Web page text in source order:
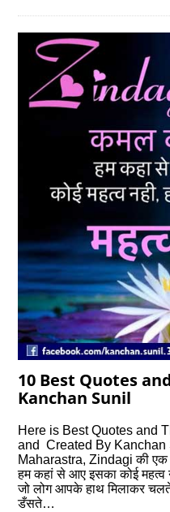
10 Best Quotes
Kanchan Sunil
Here is Best Quotes and
and Created By Kanchan
Maharastra, Zindagi की
हम कहां से आए इसका कोई महत्‍व
जो लोग आपके हाथ मिलाकर
डँसते…